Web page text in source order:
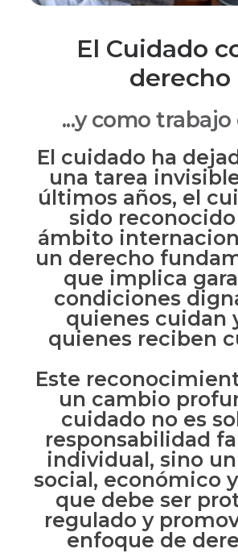
El Cuidado
derecho
...y como
El cuidado ha
una tarea
últimos años, el
sido
ámbito
un derecho
que implica
condiciones
quienes cuidan
quienes reciben
Este
un cambio
cuidado no es
responsabilidad
individual, sino
social, económico
que debe ser
regulado y
enfoque de